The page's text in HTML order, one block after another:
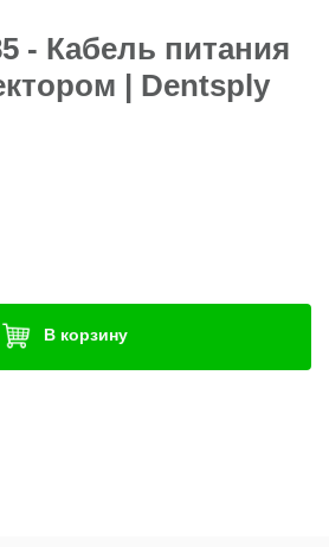
- Кабель питания
| Dentsply
В корзину